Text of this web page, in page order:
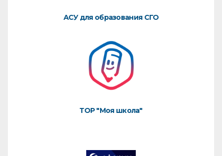
АСУ для образования СГО
ТОР "Моя школа"